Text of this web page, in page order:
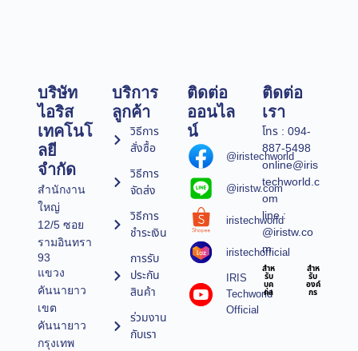
บริษัท
ไอริส
เทคโนโ
ลยี
จำกัด
สำนักงาน
ใหญ่
12/5 ซอย
รามอินทรา
93
แขวง
คันนายาว
เขต
คันนายาว
กรุงเทพ
บริการ
ลูกค้า
วิธีการ
สั่งซื้อ
วิธีการ
จัดส่ง
วิธีการ
ชำระเงิน
การรับ
ประกัน
สินค้า
ร่วมงาน
กับเรา
ติดต่อ
ออนไล
น์
@iristechworld
@iristw.com
iristechworld
iristechofficial
IRIS
Techworld
Official
ติดต่อ
เรา
โทร : 094-
887-5498
online@iris
techworld.c
om
line :
@iristw.co
m
สำห
รับ
บุค
คล
สำห
รับ
องค์
กร